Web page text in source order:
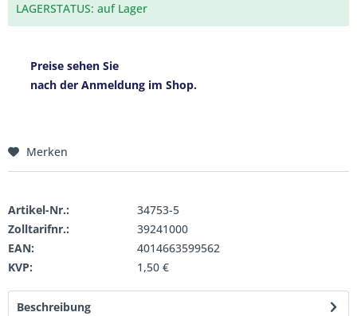
LAGERSTATUS: auf Lager
Preise sehen Sie
nach der Anmeldung im Shop.
Merken
Artikel-Nr.:
34753-5
Zolltarifnr.:
39241000
EAN:
4014663599562
KVP:
1,50 €
Beschreibung